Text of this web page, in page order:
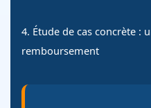
4. Étude de cas concrète :
remboursement